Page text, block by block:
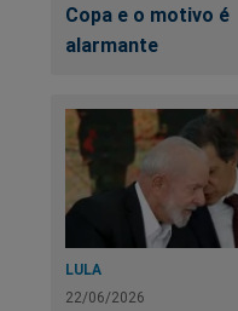
Copa e o motivo é
alarmante
LULA
22/06/2026